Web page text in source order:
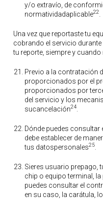
y/o extravío, de
normatividadaplicable22
Una vez que reportaste tu
cobrando el servicio
tu reporte, siempre y
Previo a la contratación
proporcionados por el
proporcionados por
del servicio y los
sucancelación24
Dónde puedes consultar
debe establecer de
tus datospersonales25
Sieres usuario prepago,
chip o equipo terminal,
puedes consultar el
en su caso, la carátula,